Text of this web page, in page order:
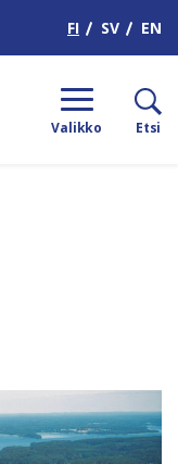
FI SV EN
Valikko Etsi